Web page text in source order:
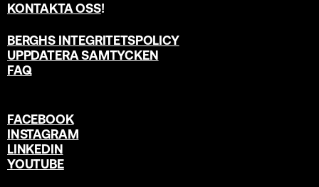
KONTAKTA OSS!
BERGHS INTEGRITETSPOLICY
UPPDATERA SAMTYCKEN
FAQ
FACEBOOK
INSTAGRAM
LINKEDIN
YOUTUBE